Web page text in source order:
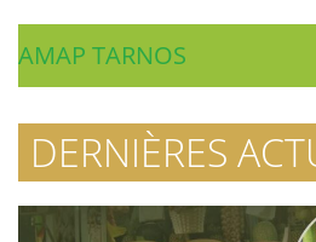
AMAP TARNOS
DERNIÈRES